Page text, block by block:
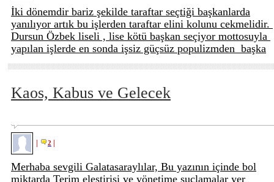
İki dönemdir bariz şekilde taraftar seçtiği başkanlarda
yanılıyor artık bu işlerden taraftar elini kolunu cekmelidir.
Dursun Özbek liseli , lise kötü başkan seçiyor mottosuyla
yapılan işlerde en sonda işsiz güçsüz populizmden başka
Kaos, Kabus ve Gelecek
2
Merhaba sevgili Galatasaraylılar, Bu yazının içinde bol
miktarda Terim eleştirisi ve yönetime suçlamalar yer